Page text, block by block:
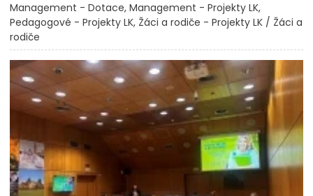
Management - Dotace Management - Projekty LK
Pedagogové - Projekty LK Žáci a rodiče - Projekty LK / Žáci a
rodiče